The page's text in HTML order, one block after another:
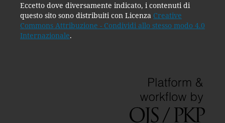
Eccetto dove diversamente indicato, i contenuti di
questo sito sono distribuiti con Licenza Creative
Commons Attribuzione - Condividi allo stesso modo 4.0
Internazionale.